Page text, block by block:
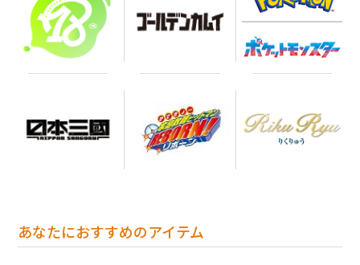
あなたにおすすめのアイテム